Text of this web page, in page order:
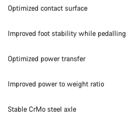
Optimized contact surface
Improved foot stability while pedalling
Optimized power transfer
Improved power to weight ratio
Stable CrMo steel axle